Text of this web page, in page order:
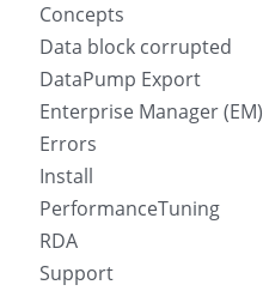
Concepts
Data block corrupted
DataPump Export
Enterprise Manager (EM)
Errors
Install
PerformanceTuning
RDA
Support